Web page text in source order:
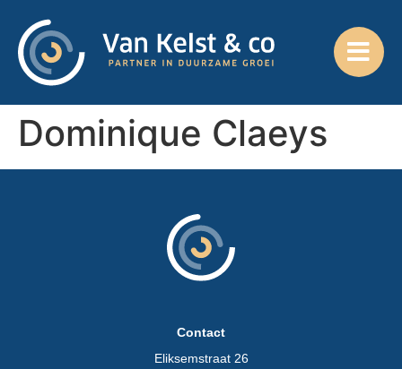
Dominique Claeys
Contact
Eliksemstraat 26